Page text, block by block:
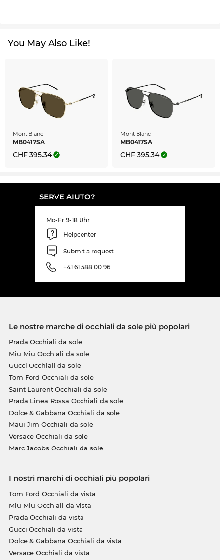
You May Also Like!
Mont Blanc
MB0417SA
CHF 395.34
Mont Blanc
MB0417SA
CHF 395.34
SERVE AIUTO?
Mo-Fr 9-18 Uhr
Helpcenter
Submit a request
+41 61 588 00 96
Le nostre marche di occhiali da sole più popolari
Prada Occhiali da sole
Miu Miu Occhiali da sole
Gucci Occhiali da sole
Tom Ford Occhiali da sole
Saint Laurent Occhiali da sole
Prada Linea Rossa Occhiali da sole
Dolce & Gabbana Occhiali da sole
Maui Jim Occhiali da sole
Versace Occhiali da sole
Marc Jacobs Occhiali da sole
I nostri marchi di occhiali più popolari
Tom Ford Occhiali da vista
Miu Miu Occhiali da vista
Prada Occhiali da vista
Gucci Occhiali da vista
Dolce & Gabbana Occhiali da vista
Versace Occhiali da vista